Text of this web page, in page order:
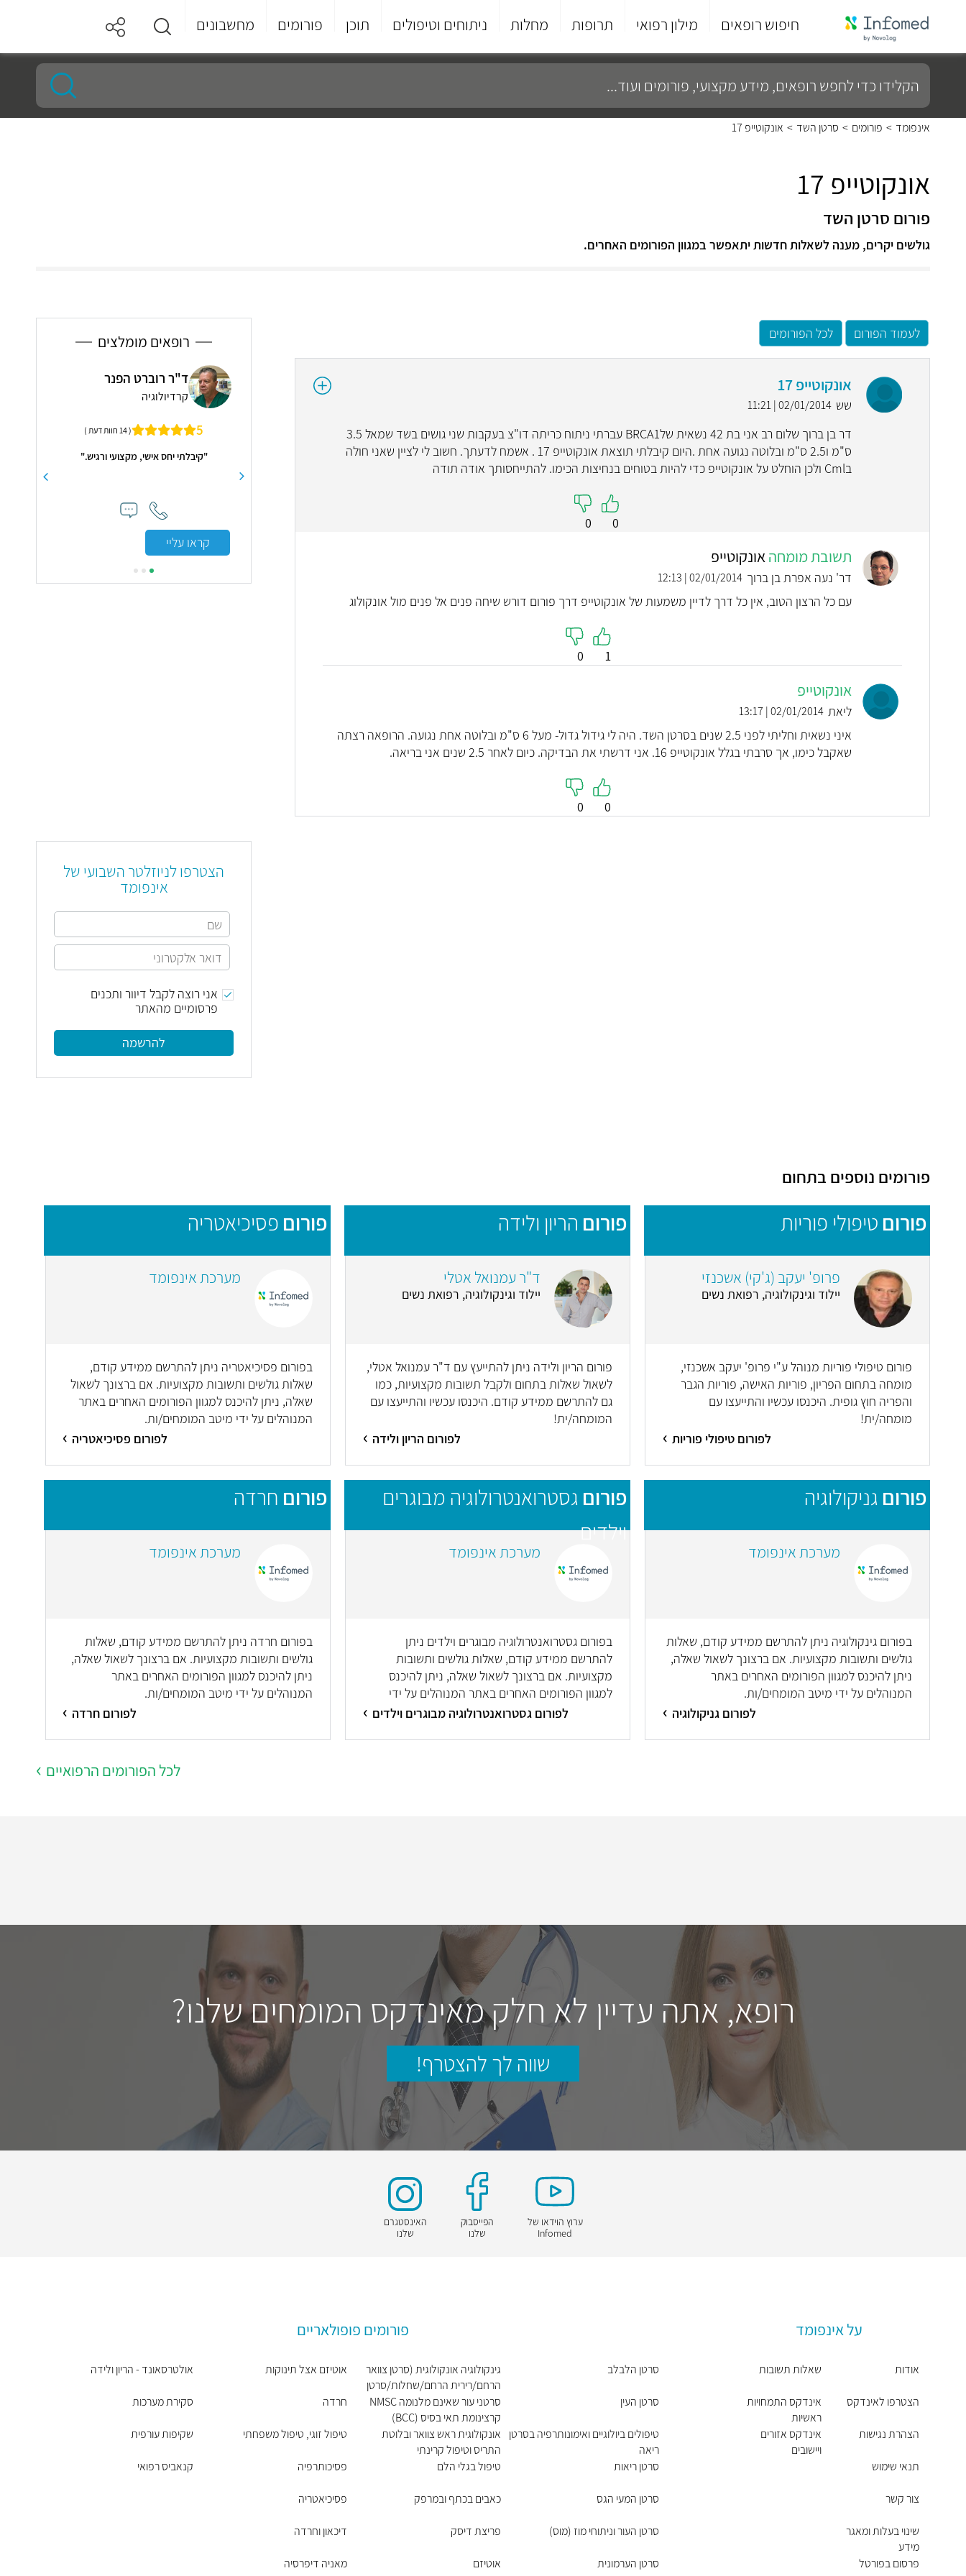
חיפוש רופאים מילון רפואי תרופות מחלות ניתוחים וטיפולים תוכן פורומים מחשבונים
סוף
התפריט
הקלידו
כדי
לחפש
רופאים,
מידע
מקצועי,
אינפומד > פורומים > סרטן השד > אונקוטייפ 17
אונקוטייפ 17
פורום סרטן השד
גולשים יקרים, מענה לשאלות חדשות יתאפשר במגוון הפורומים האחרים.
לעמוד הפורום לכל הפורומים
אונקוטייפ 17
שש 02/01/2014 | 11:21
דר בן ברוך שלום רב אני בת 42 נשאית שלBRCA1 עברתי ניתוח כריתה דו"צ בעקבות שני גושים בשד שמאל 3.5
ס"מ ו2.5 ס"מ ובלוטה נגועה אחת .היום קיבלתי תוצאת אונקוטייפ 17 . אשמח לדעתך. חשוב לי לציין שאני חולה
בCml ולכן הוחלט על אונקוטייפ כדי להיות בטוחים בנחיצות הכימו. להתייחסותך אודה תודה
0
0
תשובת מומחהאונקוטייפ
דר' נעה אפרת בן ברוך 02/01/2014 | 12:13
עם כל הרצון הטוב, אין כל דרך לדיין משמעות של אונקוטייפ דרך פורום דורש שיחה פנים אל פנים מול אונקולוג
1
0
אונקוטייפ
ליאת 02/01/2014 | 13:17
איני נשאית וחליתי לפני 2.5 שנים בסרטן השד. היה לי גידול גדול- מעל 6 ס"מ ובלוטה אחת נגועה. הרופאה רצתה
שאקבל כימו, אך סרבתי בגלל אונקוטייפ 16. אני דרשתי את הבדיקה. כיום לאחר 2.5 שנים אני בריאה.
0
0
רופאים מומלצים
פרופ' מיכל לאופר פרל
קרדיולוגיה
ומנהלת שירות אי ספיקת לב באיכילוב, מומחית
באי ספיקת לב, קרדיו-אונקולוגיה וקרדיולוגית
ד"ר רוברט הפנר
קרדיולוגיה
5 ( 14 חוות דעת )
"קיבלתי יחס אישי, מקצועי ורגיש."
קראו עליי
הצטרפו לניוזלטר השבועי של
אינפומד
אני רוצה לקבל דיוור ותכנים
פרסומיים מהאתר
להרשמה
פורומים נוספים בתחום
פורום טיפולי פוריות
פרופ' יעקב (ג'קי) אשכנזי
יילוד וגינקולוגיה, רפואת נשים
פורום טיפולי פוריות מנוהל ע"י פרופ' יעקב אשכנזי,
מומחה בתחום הפריון, פוריות האישה, פוריות הגבר
והפריה חוץ גופית. היכנסו עכשיו והתייעצו עם
מומחה/ית!
לפורום טיפולי פוריות
פורום הריון ולידה
ד"ר עמנואל אטלי
יילוד וגינקולוגיה, רפואת נשים
פורום הריון ולידה ניתן להתייעץ עם ד"ר עמנואל אטלי,
לשאול שאלות בתחום ולקבל תשובות מקצועיות, כמו
גם להתרשם ממידע קודם. היכנסו עכשיו והתייעצו עם
המומחה/ית!
לפורום הריון ולידה
פורום פסיכיאטריה
מערכת אינפומד
בפורום פסיכיאטריה ניתן להתרשם ממידע קודם,
שאלות גולשים ותשובות מקצועיות. אם ברצונך לשאול
שאלה, ניתן להיכנס למגוון הפורומים האחרים באתר
המנוהלים על ידי מיטב המומחים/ות.
לפורום פסיכיאטריה
פורום גניקולוגיה
מערכת אינפומד
בפורום גינקולוגיה ניתן להתרשם ממידע קודם, שאלות
גולשים ותשובות מקצועיות. אם ברצונך לשאול שאלה,
ניתן להיכנס למגוון הפורומים האחרים באתר
המנוהלים על ידי מיטב המומחים/ות.
לפורום גניקולוגיה
פורום גסטרואנטרולוגיה מבוגרים
וילדים
מערכת אינפומד
בפורום גסטרואנטרולוגיה מבוגרים וילדים ניתן
להתרשם ממידע קודם, שאלות גולשים ותשובות
מקצועיות. אם ברצונך לשאול שאלה, ניתן להיכנס
למגוון הפורומים האחרים באתר המנוהלים על ידי
מיטב המומחים/ות.
לפורום גסטרואנטרולוגיה מבוגרים וילדים
פורום חרדה
מערכת אינפומד
בפורום חרדה ניתן להתרשם ממידע קודם, שאלות
גולשים ותשובות מקצועיות. אם ברצונך לשאול שאלה,
ניתן להיכנס למגוון הפורומים האחרים באתר
המנוהלים על ידי מיטב המומחים/ות.
לפורום חרדה
לכל הפורומים הרפואיים
רופא, אתה עדיין לא חלק מאינדקס המומחים שלנו?
שווה לך להצטרף!
ערוץ הוידאו של
Infomed
הפייסבוק
שלנו
האינסטגרם
שלנו
על אינפומד
אודות
הצטרפו לאינדקס
הצהרת נגישות
תנאי שימוש
צור קשר
שינוי בעלות ומאגר
מידע
פרסום בפורטל
שאלות תשובות
אינדקס התמחויות
ראשיות
אינדקס אזורים
ויישובים
פורומים פופולאריים
סרטן הלבלב
סרטן העין
טיפולים ביולוגיים ואימונותרפיה בסרטן
ריאה
סרטן ריאות
סרטן המעי הגס
סרטן העור וניתוחי מוז (מוס)
סרטן הערמונית
גינקולוגיה אונקולוגית (סרטן צוואר
הרחם/רירית הרחם/שחלות/סרטן
העריה)
סרטני עור שאינם מלנומה NMSC
קרצינומת תאי בסיס (BCC)
וקרצינומת תאי קשקש (SCC)
אונקולוגית ראש צוואר ובלוטת
התריס וטיפול קרינתי
טיפול בגלי הלם
כאבים בכתף ובמרפק
פריצת דיסק
אוטיזם
אוטיזם אצל תינוקות
חרדה
טיפול זוגי, טיפול משפחתי
פסיכותרפיה
פסיכיאטריה
דיכאון וחרדה
מאניה דיפרסיה
אולטרסאונד - הריון ולידה
סקירת מערכות
שקיפות עורפית
קנאביס רפואי